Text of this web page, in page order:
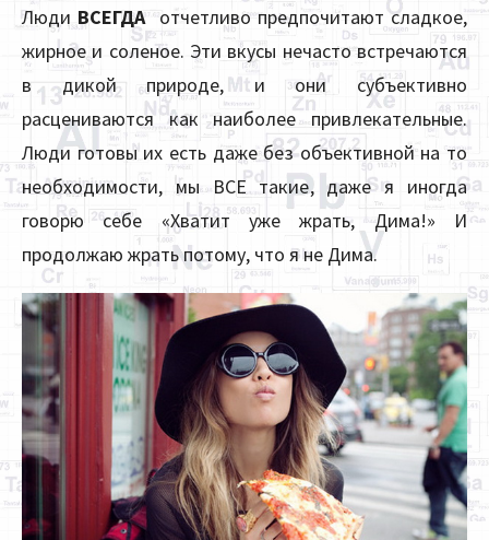
Люди ВСЕГДАотчетливо предпочитают сладкое,
жирное и соленое. Эти вкусы нечасто встречаются
в дикой природе, и они субъективно
расцениваются как наиболее привлекательные.
Люди готовы их есть даже без объективной на то
необходимости, мы ВСЕ такие, даже я иногда
говорю себе «Хватит уже жрать, Дима!» И
продолжаю жрать потому, что я не Дима.